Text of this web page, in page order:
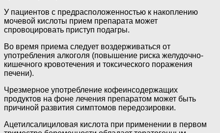
У пациентов с предрасположенностью к на­коплению
мочевой кислоты прием препарата может
спровоцировать приступ подагры.
Во время приема следует воздерживаться от
употребления алкоголя (повышение риска желудочно-
кишечного кровотечения и ток­сического поражения
печени).
Чрезмерное употребление кофеинсодержа­щих
продуктов на фоне лечения препаратом может быть
причиной развития симптомов передозировки.
Ацетилсалициловая кислота при применении в первом